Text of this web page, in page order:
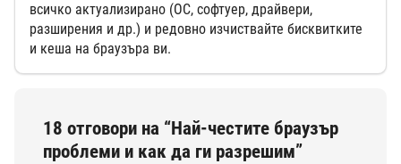
всичко актуализирано (ОС, софтуер, драйвери,
разширения и др.) и редовно изчиствайте бисквитките
и кеша на браузъра ви.
18 отговори на “Най-честите браузър
проблеми и как да ги разрешим”